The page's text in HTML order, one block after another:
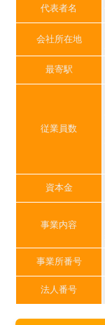
代表者名
会社所在地
最寄駅
従業員数
資本金
事業内容
事業所番号
法人番号